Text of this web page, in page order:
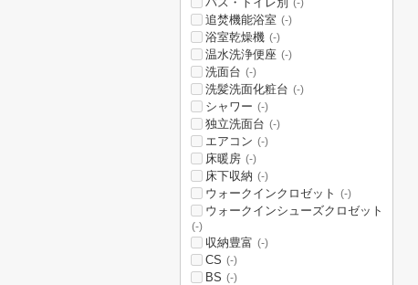
(-)
追焚機能浴室 (-)
浴室乾燥機 (-)
温水洗浄便座 (-)
洗面台 (-)
洗髪洗面化粧台 (-)
シャワー (-)
独立洗面台 (-)
エアコン (-)
床暖房 (-)
床下収納 (-)
ウォークインクロゼット (-)
ウォークインシューズクロゼット
(-)
収納豊富 (-)
CS (-)
BS (-)